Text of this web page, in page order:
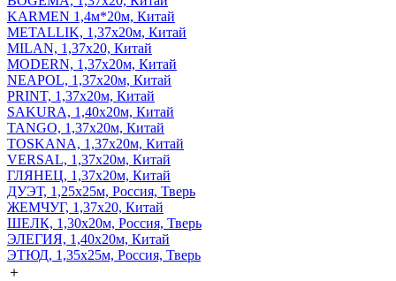
KARMEN 1,4м*20м, Китай
METALLIK, 1,37х20м, Китай
MILAN, 1,37х20, Китай
MODERN, 1,37х20м, Китай
NEAPOL, 1,37х20м, Китай
PRINT, 1,37х20м, Китай
SAKURA, 1,40х20м, Китай
TANGO, 1,37х20м, Китай
TOSKANA, 1,37х20м, Китай
VERSAL, 1,37х20м, Китай
ГЛЯНЕЦ, 1,37х20м, Китай
ДУЭТ, 1,25х25м, Россия, Тверь
ЖЕМЧУГ, 1,37х20, Китай
ШЕЛК, 1,30х20м, Россия, Тверь
ЭЛЕГИЯ, 1,40х20м, Китай
ЭТЮД, 1,35х25м, Россия, Тверь
＋